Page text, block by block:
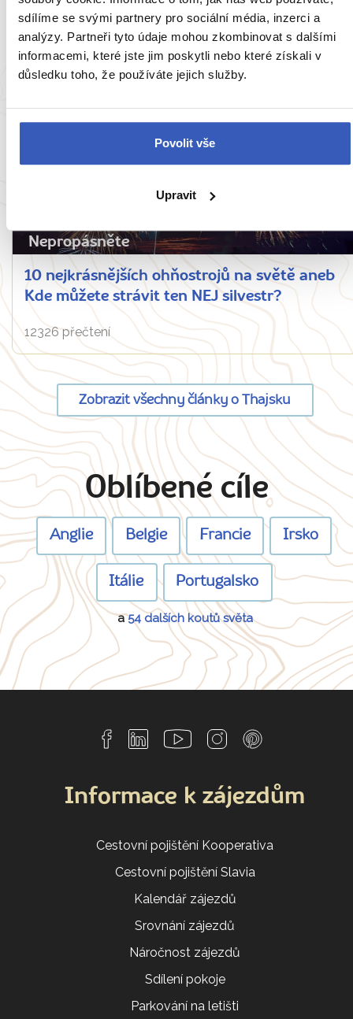
sdílíme se svými partnery pro sociální média, inzerci a
analýzy. Partneři tyto údaje mohou zkombinovat s dalšími
informacemi, které jste jim poskytli nebo které získali v
důsledku toho, že používáte jejich služby.
Povolit vše
Upravit
aktivit, kterým se obloukem vyhněte!
7855 přečtení
Nepropásněte
10 nejkrásnějších ohňostrojů na světě aneb
Kde můžete strávit ten NEJ silvestr?
12326 přečtení
Zobrazit všechny články o Thajsku
Oblíbené cíle
Anglie Belgie Francie Irsko
Itálie Portugalsko
a54 dalších koutů světa
Informace k zájezdům
Cestovní pojištění Kooperativa
Cestovní pojištění Slavia
Kalendář zájezdů
Srovnání zájezdů
Náročnost zájezdů
Sdílení pokoje
Parkování na letišti